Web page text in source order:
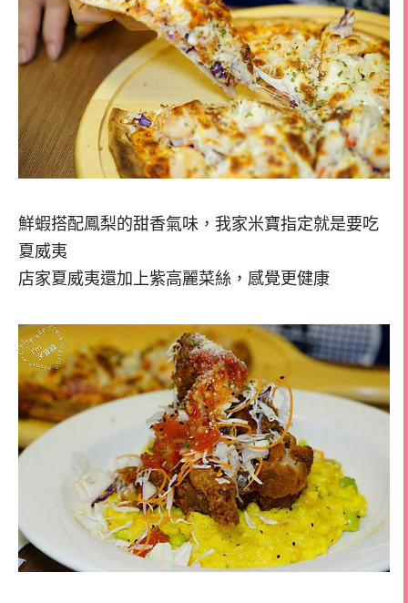
鮮蝦搭配鳳梨的甜香氣味，我家米寶指定就是要吃
夏威夷
店家夏威夷還加上紫高麗菜絲，感覺更健康